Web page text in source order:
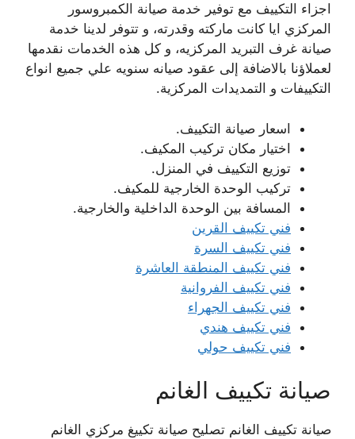
اجزاء التكييف مع توفير خدمة صيانة الكمبروسور
المركزي ايا كانت ماركته وقدرته، و تتوفر لدينا خدمة
صيانة غرف التبريد المركزيه، و كل هذه الخدمات نقدمها
لعملاؤنا بالاضافة إلى عقود صيانه سنويه علي جميع انواع
التكييفات و التمديدات المركزية.
اسعار صيانة التكييف.
اختيار مكان تركيب المكيف.
توزيع التكييف في المنزل.
تركيب الوحدة الخارجية للمكيف.
المسافة بين الوحدة الداخلية والخارجية.
فني تكييف القرين
فني تكييف السرة
فني تكييف المنطقة العاشرة
فني تكييف الفروانية
فني تكييف الجهراء
فني تكييف هندي
فني تكييف حولي
صيانة تكييف الغانم
صيانة تكييف الغانم تصليح صيانة تكييغ مركزي الغانم